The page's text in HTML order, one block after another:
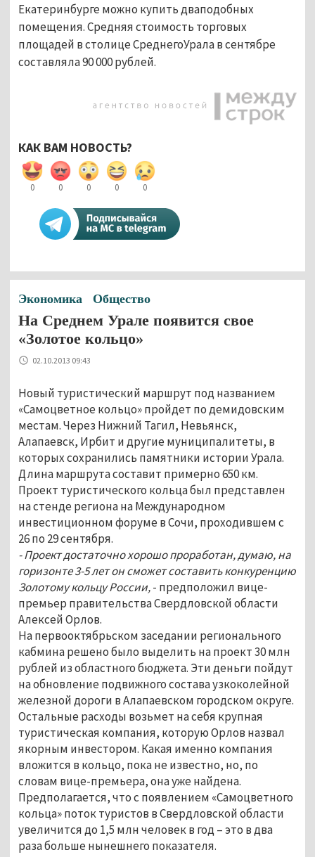
Екатеринбурге можно купить дваподобных
помещения. Средняя стоимость торговых
площадей в столице СреднегоУрала в сентябре
составляла 90 000 рублей.
КАК ВАМ НОВОСТЬ?
0 0 0 0 0
Экономика Общество
На Среднем Урале появится свое
«Золотое кольцо»
02.10.2013 09:43
Новый туристический маршрут под названием
«Самоцветное кольцо» пройдет по демидовским
местам. Через Нижний Тагил, Невьянск,
Алапаевск, Ирбит и другие муниципалитеты, в
которых сохранились памятники истории Урала.
Длина маршрута составит примерно 650 км.
Проект туристического кольца был представлен
на стенде региона на Международном
инвестиционном форуме в Сочи, проходившем с
26 по 29 сентября.
- Проект достаточно хорошо проработан, думаю, на
горизонте 3-5 лет он сможет составить конкуренцию
Золотому кольцу России,- предположил вице-
премьер правительства Свердловской области
Алексей Орлов.
На первооктябрьском заседании регионального
кабмина решено было выделить на проект 30 млн
рублей из областного бюджета. Эти деньги пойдут
на обновление подвижного состава узкоколейной
железной дороги в Алапаевском городском округе.
Остальные расходы возьмет на себя крупная
туристическая компания, которую Орлов назвал
якорным инвестором. Какая именно компания
вложится в кольцо, пока не известно, но, по
словам вице-премьера, она уже найдена.
Предполагается, что с появлением «Самоцветного
кольца» поток туристов в Свердловской области
увеличится до 1,5 млн человек в год – это в два
раза больше нынешнего показателя.